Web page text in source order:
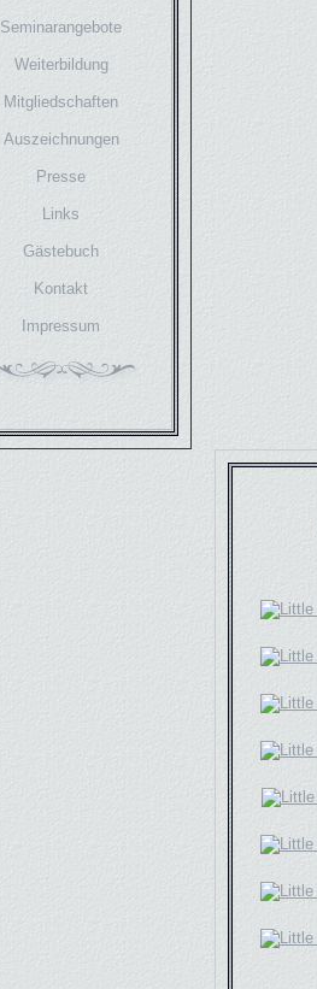
Seminarangebote
Weiterbildung
Mitgliedschaften
Auszeichnungen
Presse
Links
Gästebuch
Kontakt
Impressum